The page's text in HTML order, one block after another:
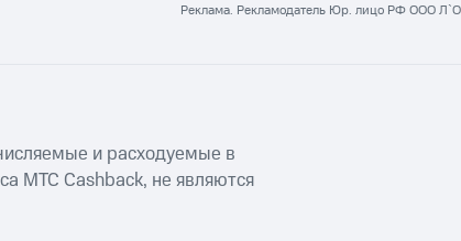
Реклама. Рекламодатель Юр. лицо РФ ООО
и расходуемые в
МТС Cashback, не являются